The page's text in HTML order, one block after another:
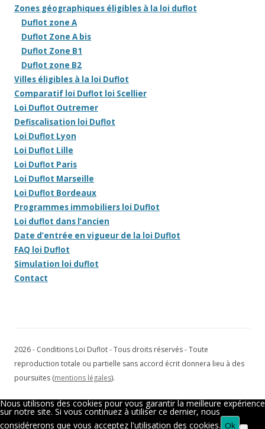
Zones géographiques éligibles à la loi duflot
Duflot zone A
Duflot Zone A bis
Duflot Zone B1
Duflot zone B2
Villes éligibles à la loi Duflot
Comparatif loi Duflot loi Scellier
Loi Duflot Outremer
Defiscalisation loi Duflot
Loi Duflot Lyon
Loi Duflot Lille
Loi Duflot Paris
Loi Duflot Marseille
Loi Duflot Bordeaux
Programmes immobiliers loi Duflot
Loi duflot dans l’ancien
Date d’entrée en vigueur de la loi Duflot
FAQ loi Duflot
Simulation loi duflot
Contact
2026 - Conditions Loi Duflot - Tous droits réservés - Toute
reproduction totale ou partielle sans accord écrit donnera lieu à des
poursuites (mentions légales).
Nous utilisons des cookies pour vous garantir la meilleure expérience
sur notre site. Si vous continuez à utiliser ce dernier, nous
considérerons que vous acceptez l'utilisation des cookies. Ok